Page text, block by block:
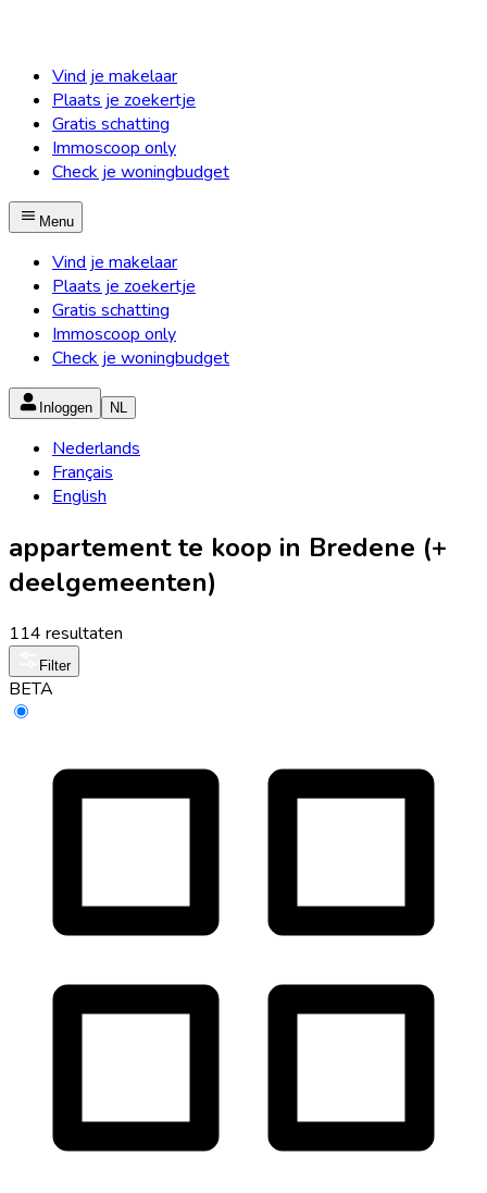
Vind je makelaar
Plaats je zoekertje
Gratis schatting
Immoscoop only
Check je woningbudget
Menu
Vind je makelaar
Plaats je zoekertje
Gratis schatting
Immoscoop only
Check je woningbudget
Inloggen NL
Nederlands
Français
English
appartement te koop in Bredene (+
deelgemeenten)
114 resultaten
Filter
BETA